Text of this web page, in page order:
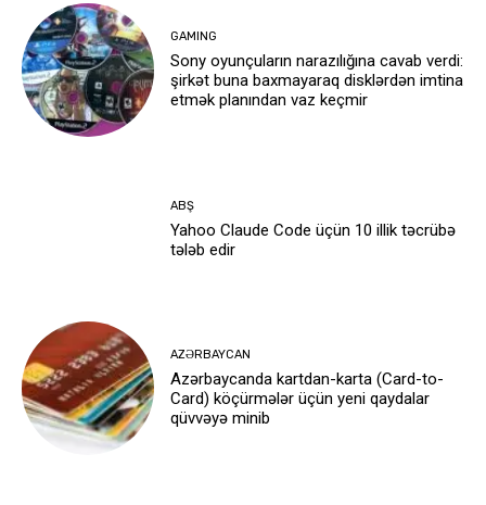
GAMING
Sony oyunçuların narazılığına cavab verdi:
şirkət buna baxmayaraq disklərdən imtina
etmək planından vaz keçmir
ABŞ
Yahoo Claude Code üçün 10 illik təcrübə
tələb edir
AZƏRBAYCAN
Azərbaycanda kartdan-karta (Card-to-
Card) köçürmələr üçün yeni qaydalar
qüvvəyə minib